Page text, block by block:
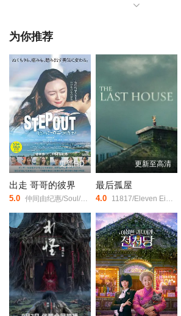
后，所发生的一系列故事，该片在第19届釜
届首尔独立电影节上获得观众奖和演员奖（
为你推荐
更新HD
出走 哥哥的彼界
5.0 仲间由纪惠/Soul/又吉伶音/伊波れいり/松田流花/津波竜斗/内田树/盧礼欧/玉城敦子/城间やよい/津嘉山正种/寺辻健一郎/
更新至高清
最后孤屋
4.0 11817/Eleven Eight One Seven/